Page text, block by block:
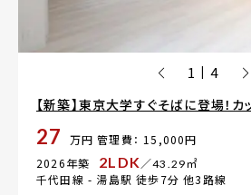
1 | 4
【新築】東京大学すぐそばに登場！カ
27 万円 管理費： 15,000円
2026年築
2LDK ／43.29㎡
千代田線 - 湯島駅 徒歩7分 他3路線